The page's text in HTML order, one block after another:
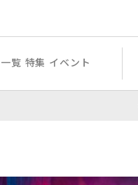
覧 特集 イベント